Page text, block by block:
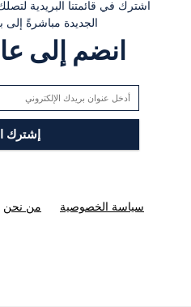
اشترك في قائمتنا البريدية
الجديدة مباشرةً إلى
انضم إلى
سياسة الخصوصية من نحن